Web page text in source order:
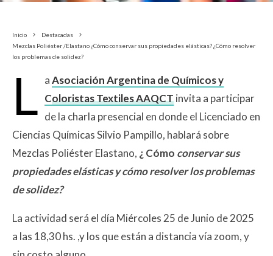
Inicio
Destacadas
Mezclas Poliéster /Elastano ¿Cómo conservar sus propiedades elásticas? ¿Cómo resolver
los problemas de solidez?
L aAsociación Argentina de Químicos y
Coloristas Textiles AAQCTinvita a participar
de la charla presencial en donde el Licenciado en
Ciencias Químicas Silvio Pampillo, hablará sobre
Mezclas Poliéster Elastano, ¿ Cómo conservar sus
propiedades elásticas y cómo resolver los problemas
de solidez?
La actividad será el día Miércoles 25 de Junio de 2025
a las 18,30 hs. ,y los que están a distancia vía zoom, y